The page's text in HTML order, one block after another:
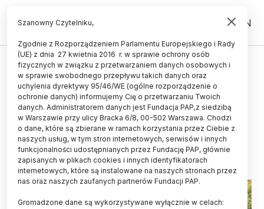
PL EN
ZIEMIA
Naukowcy z PAN prognozują: za
kilkadziesiąt lat z polskich lasów
może zniknąć 75 proc. drzew
04.09.2019
aktualizacja: 04.09.2019
4 minuty czytania
Szanowny Czytelniku,
Zgodnie z Rozporządzeniem Parlamentu Europejskiego i Rady
(UE) z dnia 27 kwietnia 2016 r. w sprawie ochrony osób
fizycznych w związku z przetwarzaniem danych osobowych i
w sprawie swobodnego przepływu takich danych oraz
uchylenia dyrektywy 95/46/WE (ogólne rozporządzenie o
ochronie danych) informujemy Cię o przetwarzaniu Twoich
danych. Administratorem danych jest Fundacja PAP,z siedzibą
w Warszawie przy ulicy Bracka 6/8, 00-502 Warszawa. Chodzi
o dane, które są zbierane w ramach korzystania przez Ciebie z
naszych usług, w tym stron internetowych, serwisów i innych
funkcjonalności udostępnianych przez Fundację PAP, głównie
zapisanych w plikach cookies i innych identyfikatorach
internetowych, które są instalowane na naszych stronach przez
nas oraz naszych zaufanych partnerów Fundacji PAP.
Gromadzone dane są wykorzystywane wyłącznie w celach: